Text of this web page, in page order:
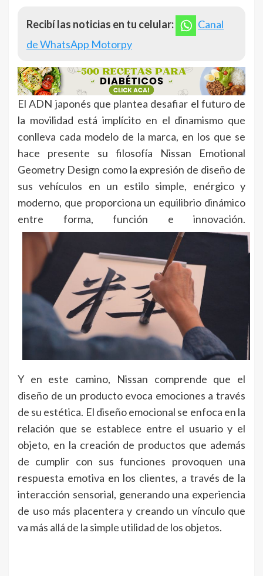
Recibí las noticias en tu celular:
Canal
de WhatsApp Motorpy
El ADN japonés que plantea desafiar el futuro de
la movilidad está implícito en el dinamismo que
conlleva cada modelo de la marca, en los que se
hace presente su filosofía Nissan Emotional
Geometry Design como la expresión de diseño de
sus vehículos en un estilo simple, enérgico y
moderno, que proporciona un equilibrio dinámico
entre forma, función e innovación.
Y en este camino, Nissan comprende que el
diseño de un producto evoca emociones a través
de su estética. El diseño emocional se enfoca en la
relación que se establece entre el usuario y el
objeto, en la creación de productos que además
de cumplir con sus funciones provoquen una
respuesta emotiva en los clientes, a través de la
interacción sensorial, generando una experiencia
de uso más placentera y creando un vínculo que
va más allá de la simple utilidad de los objetos.